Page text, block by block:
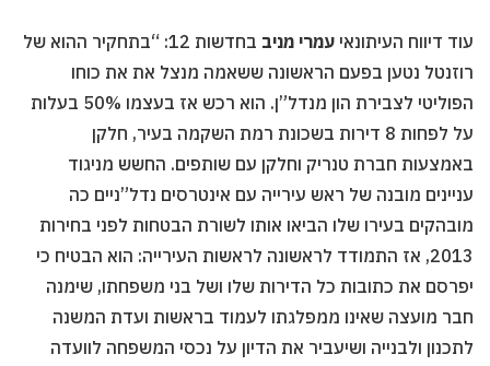
עוד דיווח העיתונאי עמרי מניב
בחדשות 12: “בתחקיר ההוא של
רוזנטל נטען בפעם הראשונה ששאמה מנצל את את כוחו
הפוליטי לצבירת הון מנדל”ן. הוא רכש אז בעצמו 50% בעלות
על לפחות 8 דירות בשכונת רמת השקמה בעיר, חלקן
באמצעות חברת טנריק וחלקן עם שותפים. החשש מניגוד
עניינים מובנה של ראש עירייה עם אינטרסים נדל”ניים כה
מובהקים בעירו שלו הביאו אותו לשורת הבטחות לפני בחירות
2013, אז התמודד לראשונה לראשות העירייה: הוא הבטיח כי
יפרסם את כתובות כל הדירות שלו ושל בני משפחתו, שימנה
חבר מועצה שאינו ממפלגתו לעמוד בראשות ועדת המשנה
לתכנון ולבנייה ושיעביר את הדיון על נכסי המשפחה לוועדה